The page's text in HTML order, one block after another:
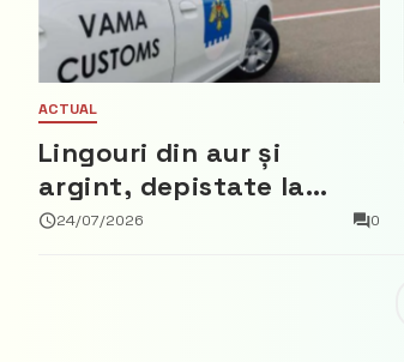
ACTUAL
Lingouri din aur și
argint, depistate la
vama Aeroport
24/07/2026 0